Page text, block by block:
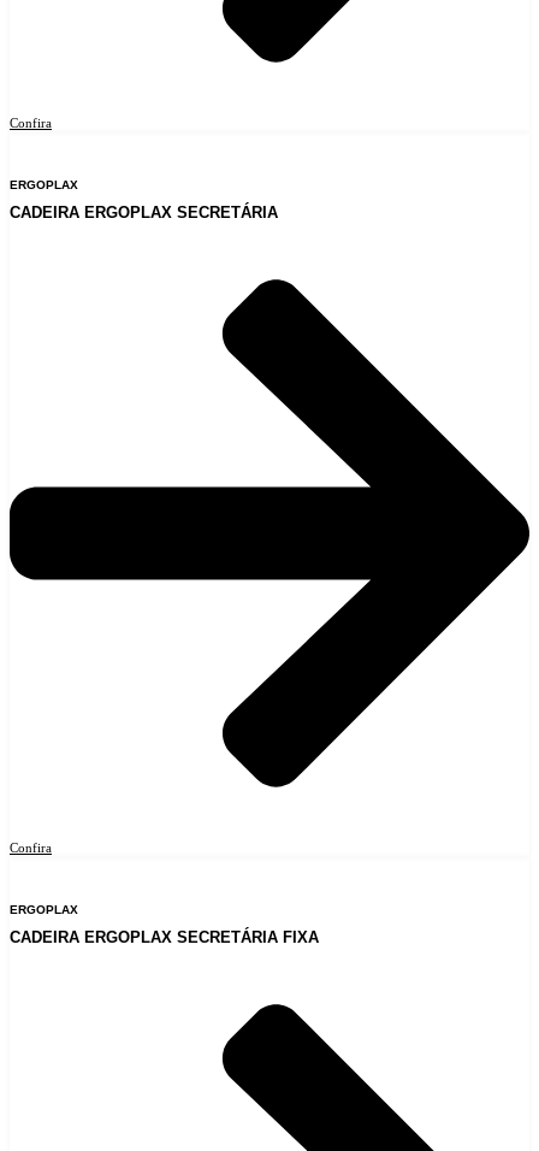
Confira
ERGOPLAX
CADEIRA ERGOPLAX SECRETÁRIA
Confira
ERGOPLAX
CADEIRA ERGOPLAX SECRETÁRIA FIXA